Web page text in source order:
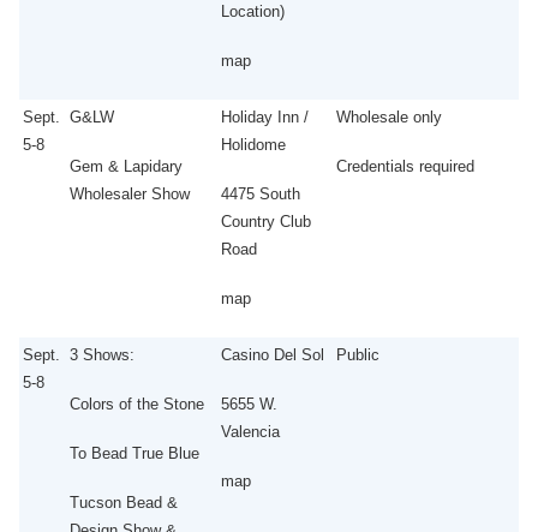
Location)
map
Sept.
5-8
G&LW
Gem & Lapidary
Wholesaler Show
Holiday Inn /
Holidome
4475 South
Country Club
Road
map
Wholesale only
Credentials required
Sept.
5-8
3 Shows:
Colors of the Stone
To Bead True Blue
Tucson Bead &
Casino Del Sol
5655 W.
Valencia
map
Public